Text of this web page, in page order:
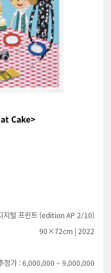
Cake>
지털 프린트 (edition AP 2/10)
90×72cm | 2022
정가 : 6,000,000 ~ 9,000,000